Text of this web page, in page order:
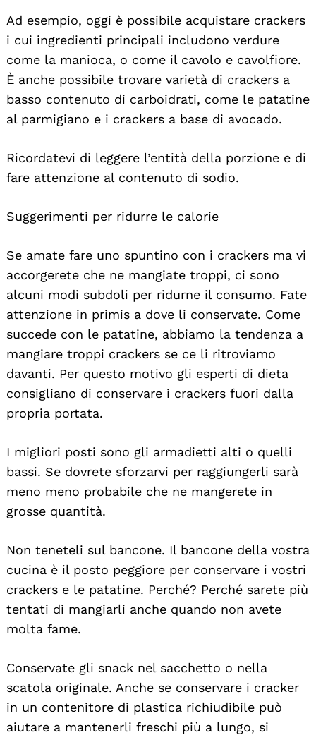
Ad esempio, oggi è possibile acquistare crackers
i cui ingredienti principali includono verdure
come la manioca, o come il cavolo e cavolfiore.
È anche possibile trovare varietà di crackers a
basso contenuto di carboidrati, come le patatine
al parmigiano e i crackers a base di avocado.
Ricordatevi di leggere l’entità della porzione e di
fare attenzione al contenuto di sodio.
Suggerimenti per ridurre le calorie
Se amate fare uno spuntino con i crackers ma vi
accorgerete che ne mangiate troppi, ci sono
alcuni modi subdoli per ridurne il consumo. Fate
attenzione in primis a dove li conservate. Come
succede con le patatine, abbiamo la tendenza a
mangiare troppi crackers se ce li ritroviamo
davanti. Per questo motivo gli esperti di dieta
consigliano di conservare i crackers fuori dalla
propria portata.
I migliori posti sono gli armadietti alti o quelli
bassi. Se dovrete sforzarvi per raggiungerli sarà
meno meno probabile che ne mangerete in
grosse quantità.
Non teneteli sul bancone. Il bancone della vostra
cucina è il posto peggiore per conservare i vostri
crackers e le patatine. Perché? Perché sarete più
tentati di mangiarli anche quando non avete
molta fame.
Conservate gli snack nel sacchetto o nella
scatola originale. Anche se conservare i cracker
in un contenitore di plastica richiudibile può
aiutare a mantenerli freschi più a lungo, si